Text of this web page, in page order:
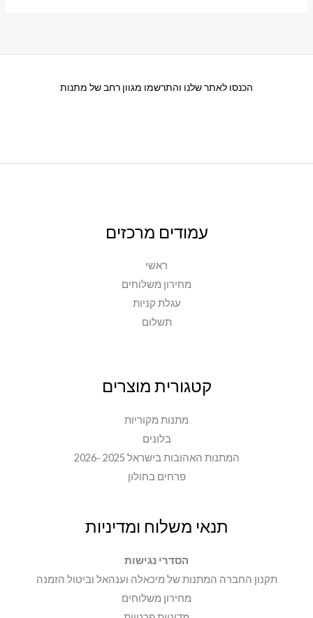
הכנסו לאתר שלנו והתרשמו מגוון רחב של מתנות
עמודים מרכזים
ראשי
מחירון משלוחים
עגלת קניות
תשלום
קטגורית מוצרים
מתנות מקוריות
בלונים
המתנות האהובות בישראל 2025 -2026
פרחים בחולון
תנאי משלוח ומדיניות
הסדרי נגישות
תקנון החברה המתנות של מיכאלה וענהאל וביטול הזמנה
מחירון משלוחים